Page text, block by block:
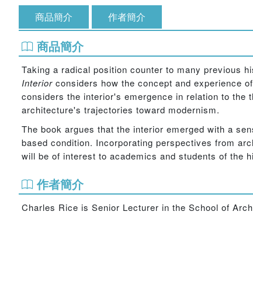
商品簡介 作者簡介
商品簡介
Taking a radical position counter to many previous
Interior considers how the concept and experience
considers the interior's emergence in relation to the
architecture's trajectories toward modernism.
The book argues that the interior emerged with a
based condition. Incorporating perspectives from
will be of interest to academics and students of the
作者簡介
Charles Rice is Senior Lecturer in the School of